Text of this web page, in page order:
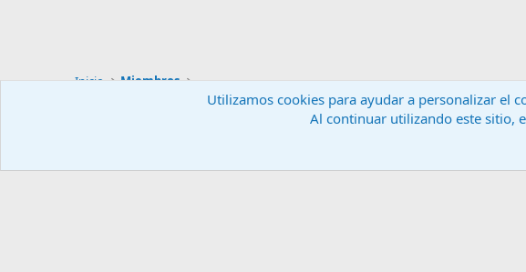
Inicio Miembros
Utilizamos cookies para ayudar a personalizar el
Al continuar utilizando este sitio,